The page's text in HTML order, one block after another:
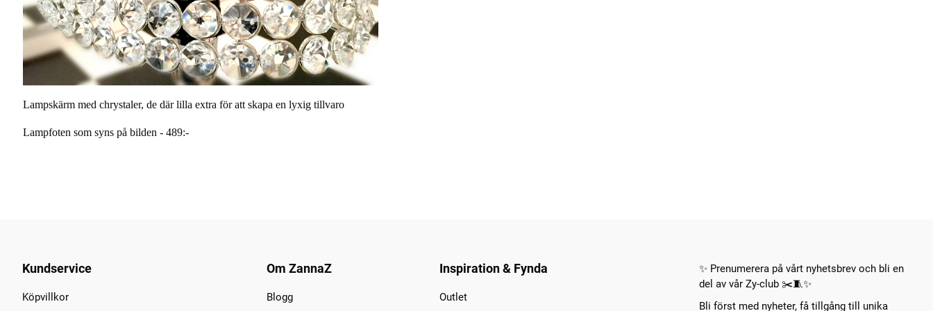
Lampskärm med chrystaler, de där lilla extra för att skapa en lyxig tillvaro
Lampfoten som syns på bilden - 489:-
Kundservice
Köpvillkor
Om ZannaZ
Blogg
Inspiration & Fynda
Outlet
✨ Prenumerera på vårt nyhetsbrev och bli en
del av vår Zy-club ✂️🧵✨
Bli först med nyheter, få tillgång till unika